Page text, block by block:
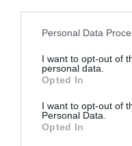
Please note that this
not limited to your visit
grant or deny consent to
use your data for below
consent section.
Personal Data
I want to opt-out of
personal data.
Opted In
I want to opt-out of
Personal Data.
Opted In